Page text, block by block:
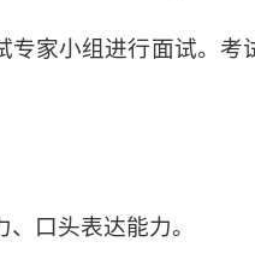
专家小组进行面试。
口头表达能力。